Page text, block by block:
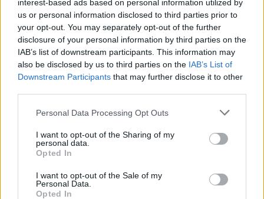
interest-based ads based on personal information utilized by
us or personal information disclosed to third parties prior to
your opt-out. You may separately opt-out of the further
disclosure of your personal information by third parties on the
IAB’s list of downstream participants. This information may
also be disclosed by us to third parties on the IAB’s List of
Downstream Participants that may further disclose it to other
Personal Data Processing Opt Outs
I want to opt-out of the Sharing of my
personal data.
Opted In
I want to opt-out of the Sale of my
Personal Data.
Opted In